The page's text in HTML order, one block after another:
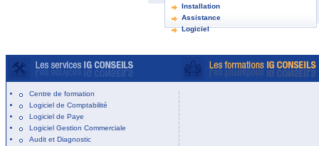
Installation
Assistance
Logiciel
Centre de formation
Logiciel de Comptabilité
Logiciel de Paye
Logiciel Gestion Commerciale
Audit et Diagnostic